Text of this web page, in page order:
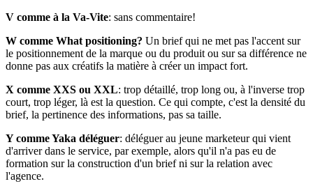
V comme à la Va-Vite: sans commentaire!
W comme What positioning? Un brief qui ne met pas l'accent sur
le positionnement de la marque ou du produit ou sur sa différence ne
donne pas aux créatifs la matière à créer un impact fort.
X comme XXS ou XXL: trop détaillé, trop long ou, à l'inverse trop
court, trop léger, là est la question. Ce qui compte, c'est la densité du
brief, la pertinence des informations, pas sa taille.
Y comme Yaka déléguer: déléguer au jeune marketeur qui vient
d'arriver dans le service, par exemple, alors qu'il n'a pas eu de
formation sur la construction d'un brief ni sur la relation avec
l'agence.